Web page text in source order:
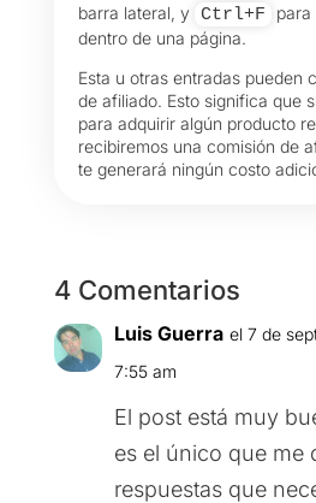
barra lateral, y Ctrl+F
para
dentro de una página.
Esta u otras entradas pueden
de afiliado. Esto significa que
para adquirir algún producto
recibiremos una comisión de
te generará ningún costo
4 Comentarios
Luis Guerra el 7 de
7:55 am
El post está muy
es el único que me
respuestas que